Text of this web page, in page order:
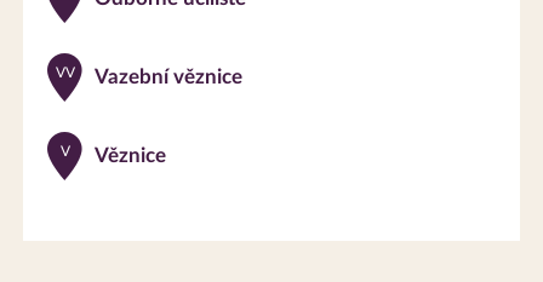
VV Vazební věznice
V Věznice